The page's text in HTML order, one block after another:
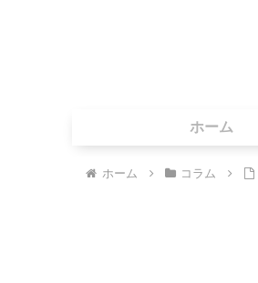
ホーム
ホーム コラム